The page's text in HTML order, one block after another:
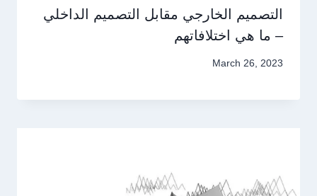
التصميم الخارجي مقابل التصميم الداخلي
– ما هي اختلافاتهم
March 26, 2023